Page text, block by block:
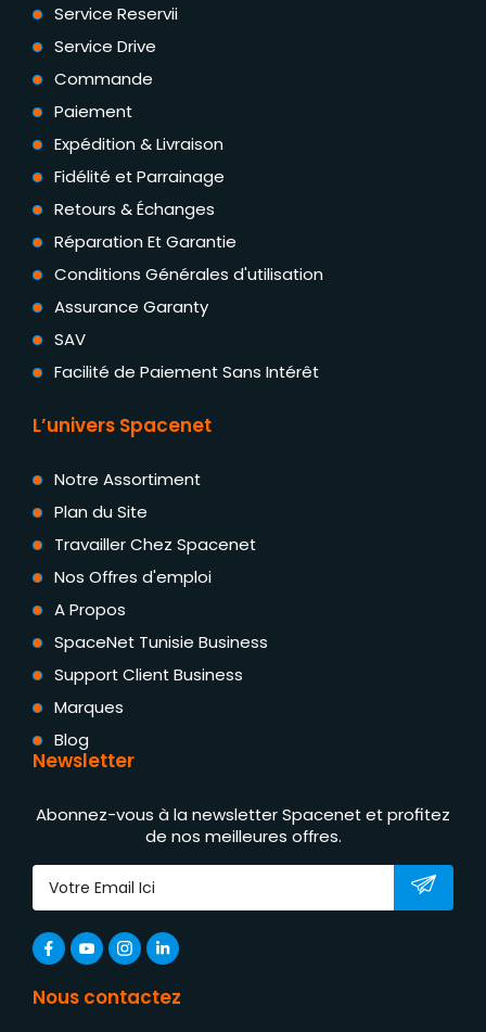
Service Reservii
Service Drive
Commande
Paiement
Expédition & Livraison
Fidélité et Parrainage
Retours & Échanges
Réparation Et Garantie
Conditions Générales d'utilisation
Assurance Garanty
SAV
Facilité de Paiement Sans Intérêt
L’univers Spacenet
Notre Assortiment
Plan du Site
Travailler Chez Spacenet
Nos Offres d'emploi
A Propos
SpaceNet Tunisie Business
Support Client Business
Marques
Blog
Newsletter
Abonnez-vous à la newsletter Spacenet et profitez
de nos meilleures offres.
Nous contactez